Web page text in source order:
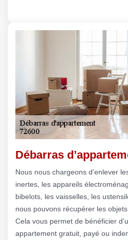
Débarras
Nous nous chargeons d’enlever
inertes, les appareils
bibelots, les vaisselles, les
nous pouvons récupérer les
Cela vous permet de bénéficier
appartement gratuit, payé ou